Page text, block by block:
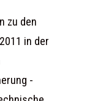
zu den
in der
-